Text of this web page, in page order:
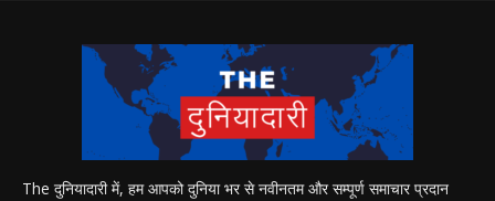
The दुनियादारी में, हम आपको दुनिया भर से नवीनतम और सम्पूर्ण समाचार प्रदान